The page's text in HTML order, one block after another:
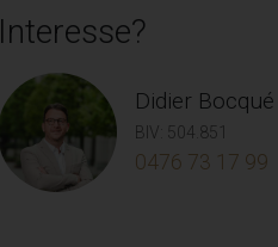
Interesse?
Didier Bocqué
BIV: 504.851
0476 73 17 99